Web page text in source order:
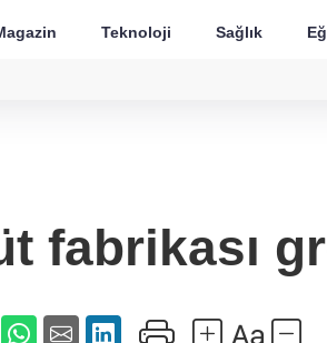
Teknoloji Sağlık
fabrikası